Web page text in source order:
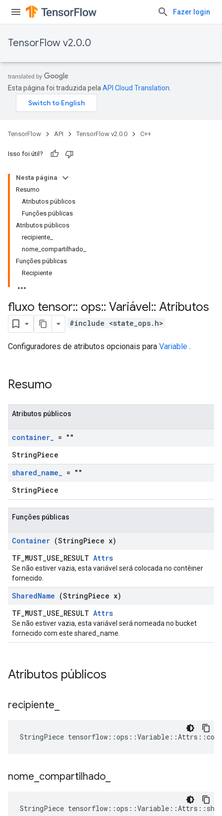
Fazer login
TensorFlow v2.0.0
Esta página foi traduzida pela API Cloud Translation
TensorFlow API TensorFlow v2.0.0 C++
Isso foi útil?
Nesta página
Resumo
Atributos públicos
Funções públicas
Atributos públicos
recipiente_
nome_compartilhado_
Funções públicas
Recipiente
fluxo tensor:: ops:: Variável:: Atributos
#include <state_ops.h>
Configuradores de atributos opcionais para Variable .
Resumo
Atributos públicos
container_ = ""
StringPiece
shared_name_ = ""
StringPiece
Funções públicas
Container (StringPiece x)
TF_MUST_USE_RESULT Attrs
Se não estiver vazia, esta variável será colocada no contêiner
fornecido.
SharedName (StringPiece x)
TF_MUST_USE_RESULT Attrs
Se não estiver vazia, esta variável será nomeada no bucket
fornecido com este shared_name.
Atributos públicos
recipiente
StringPiece
nome compartilhado
StringPiece